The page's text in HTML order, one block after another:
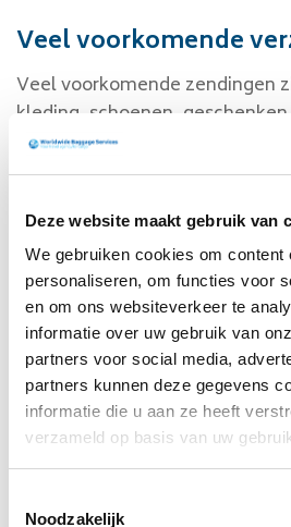
Deze website maakt gebruik van
We gebruiken cookies om content
personaliseren, om functies voor
en om ons websiteverkeer te
informatie over uw gebruik van
partners voor social media,
partners kunnen deze gegevens
informatie die u aan ze heeft
verzameld op basis van uw
Noodzakelijk
Veel voorkomende
Veel voorkomende zendingen
kleding, schoenen,
meubels, koffers en tassen.
ervoor kiezen om uw bagage
alles verzenden via
onze eigen dienst aldaar tot
Staat uw verzending er niet
of wij deze goederen
vragen voor uw verzending
contact op via onze chat, bel
uw vraag naarops@baggage.nl
Maak gebruik van de calculator
pagina om direct de tarieven te